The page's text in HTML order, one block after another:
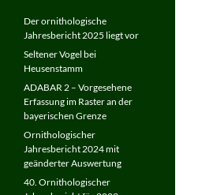
Der ornithologische
Jahresbericht 2025 liegt vor
Seltener Vogel bei
Heusenstamm
ADABAR 2 – Vorgesehene
Erfassung im Raster an der
bayerischen Grenze
Ornithologischer
Jahresbericht 2024 mit
geänderter Auswertung
40. Ornithologischer